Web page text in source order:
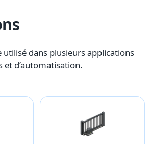
utilisé dans plusieurs applications
et d’automatisation.